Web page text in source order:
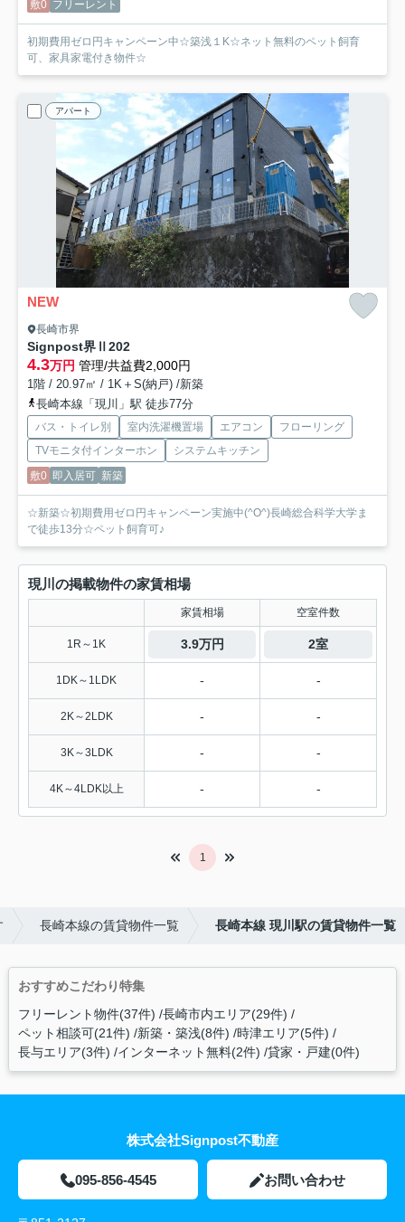
敷0 フリーレント
初期費用ゼロ円キャンペーン中☆築浅１K☆ネット無料のペット飼育
可、家具家電付き物件☆
アパート
NEW
長崎市界
Signpost界Ⅱ 202
4.3万円 管理/共益費2,000円
1階 / 20.97㎡ / 1K＋S(納戸) /新築
長崎本線「現川」駅 徒歩77分
バス・トイレ別 室内洗濯機置場 エアコン
フローリング
TVモニタ付インターホン
システムキッチン
敷0 即入居可 新築
☆新築☆初期費用ゼロ円キャンペーン実施中(^O^)長崎総合科学大学ま
で徒歩13分☆ペット飼育可♪
現川の掲載物件の家賃相場
家賃相場 空室件数
1R～1K 3.9万円 2室
1DK～1LDK - -
2K～2LDK - -
3K～3LDK - -
4K～4LDK以上 - -
1
長崎本線の賃貸物件一覧 長崎本線 現川駅の賃貸物件一覧
おすすめこだわり特集
フリーレント物件(37件) 長崎市内エリア(29件)
ペット相談可(21件) 新築・築浅(8件) 時津エリア(5件)
長与エリア(3件) インターネット無料(2件) 貸家・戸建(0件)
株式会社Signpost不動産
095-856-4545 お問い合わせ